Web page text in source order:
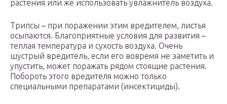
растения или же использовать увлажнитель воздуха.
Трипсы – при поражении этим вредителем, листья
осыпаются. Благоприятные условия для развития –
теплая температура и сухость воздуха. Очень
шустрый вредитель, если его вовремя не заметить и
упустить, может поражать рядом стоящие растения.
Побороть этого вредителя можно только
специальными препаратами (инсектициды).